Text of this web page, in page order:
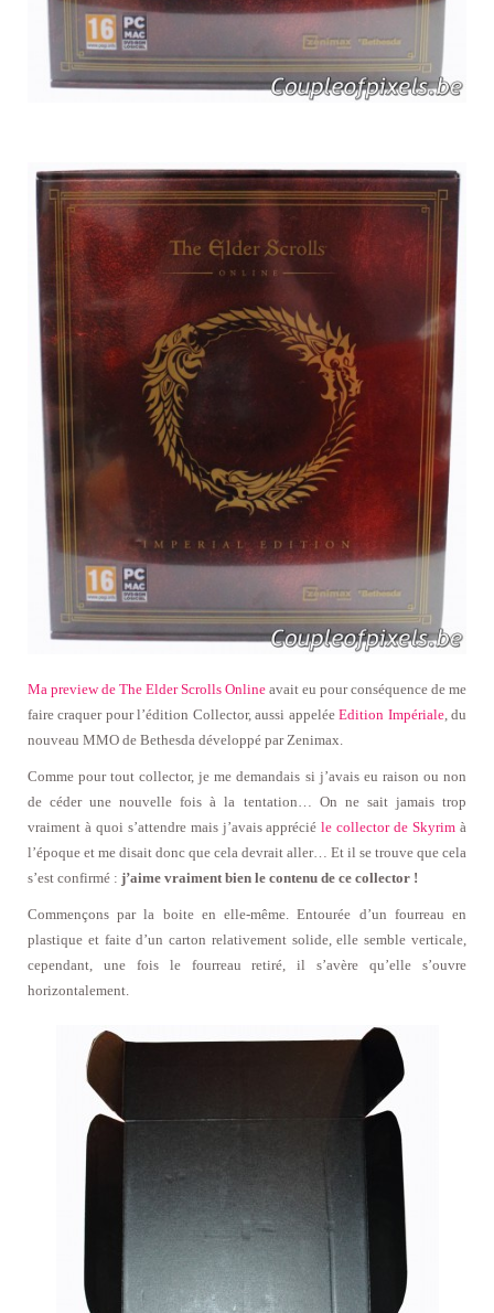
Ma preview de The Elder Scrolls Online avait eu pour conséquence de me
faire craquer pour l’édition Collector, aussi appeléeEdition Impériale, du
nouveau MMO de Bethesda développé par Zenimax.
Comme pour tout collector, je me demandais si j’avais eu raison ou non
de céder une nouvelle fois à la tentation… On ne sait jamais trop
vraiment à quoi s’attendre mais j’avais appréciéle collector de Skyrim à
l’époque et me disait donc que cela devrait aller… Et il se trouve que cela
s’est confirmé : j’aime vraiment bien le contenu de ce collector !
Commençons par la boite en elle-même. Entourée d’un fourreau en
plastique et faite d’un carton relativement solide, elle semble verticale,
cependant, une fois le fourreau retiré, il s’avère qu’elle s’ouvre
horizontalement.